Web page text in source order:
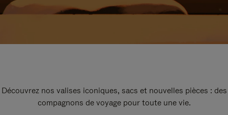
Découvrez nos valises iconiques, sacs et nouvelles pièces : des
compagnons de voyage pour toute une vie.